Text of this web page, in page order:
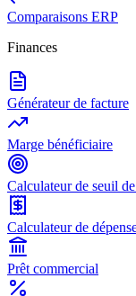
Comparaisons ERP
Finances
Générateur de facture
Marge bénéficiaire
Calculateur de seuil
Calculateur de
Prêt commercial